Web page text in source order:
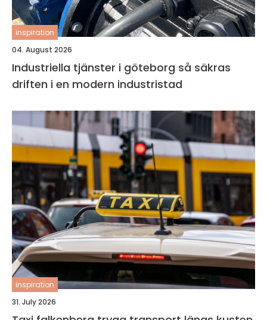
inspiration
04. August 2026
Industriella tjänster i göteborg så säkras
driften i en modern industristad
inspiration
31. July 2026